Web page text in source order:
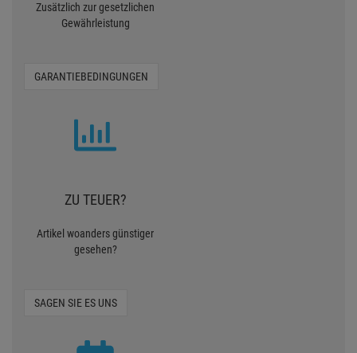
Zusätzlich zur gesetzlichen
Gewährleistung
GARANTIEBEDINGUNGEN
ZU TEUER?
Artikel woanders günstiger
gesehen?
SAGEN SIE ES UNS